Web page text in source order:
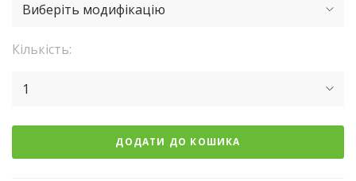
Виберіть модифікацію
Кількість:
1
ДОДАТИ ДО КОШИКА